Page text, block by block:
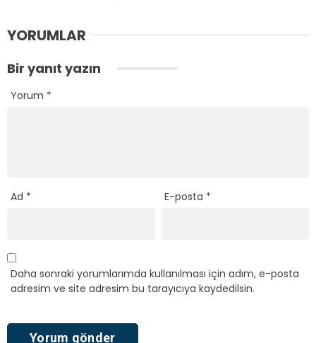
YORUMLAR
Bir yanıt yazın
Yorum *
Ad * E-posta *
Daha sonraki yorumlarımda kullanılması için adım, e-posta
adresim ve site adresim bu tarayıcıya kaydedilsin.